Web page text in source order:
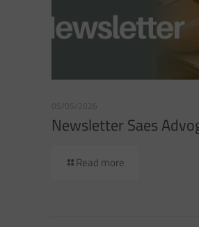
05/05/2026
Newsletter Saes
Read more